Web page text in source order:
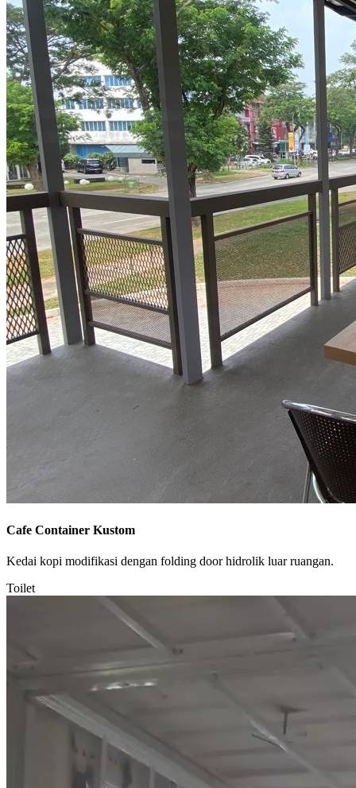
Cafe Container Kustom
Kedai kopi modifikasi dengan folding door hidrolik luar ruangan.
Toilet